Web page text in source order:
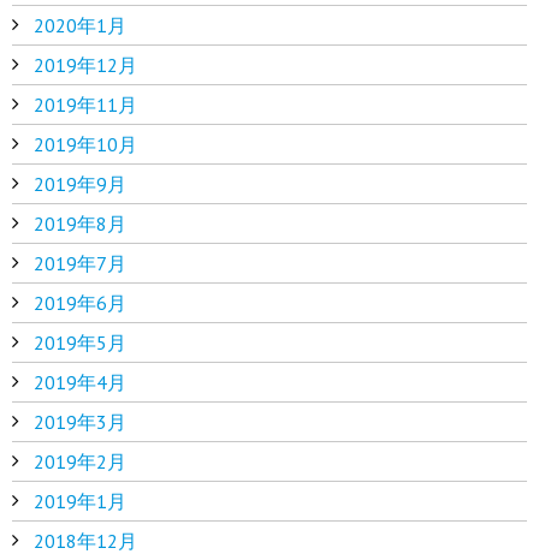
2020年1月
2019年12月
2019年11月
2019年10月
2019年9月
2019年8月
2019年7月
2019年6月
2019年5月
2019年4月
2019年3月
2019年2月
2019年1月
2018年12月